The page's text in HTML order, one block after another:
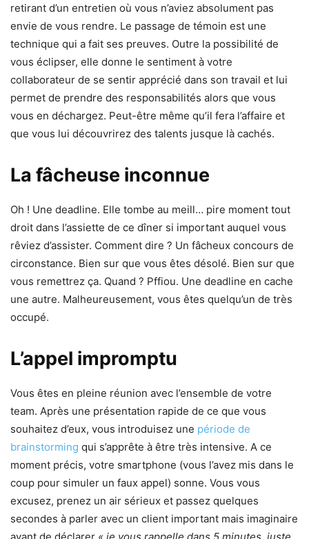
retirant d’un entretien où vous n’aviez absolument pas
envie de vous rendre. Le passage de témoin est une
technique qui a fait ses preuves. Outre la possibilité de
vous éclipser, elle donne le sentiment à votre
collaborateur de se sentir apprécié dans son travail et lui
permet de prendre des responsabilités alors que vous
vous en déchargez. Peut-être même qu’il fera l’affaire et
que vous lui découvrirez des talents jusque là cachés.
La fâcheuse inconnue
Oh ! Une deadline. Elle tombe au meill… pire moment tout
droit dans l’assiette de ce dîner si important auquel vous
rêviez d’assister. Comment dire ? Un fâcheux concours de
circonstance. Bien sur que vous êtes désolé. Bien sur que
vous remettrez ça. Quand ? Pffiou. Une deadline en cache
une autre. Malheureusement, vous êtes quelqu’un de très
occupé.
L’appel impromptu
Vous êtes en pleine réunion avec l’ensemble de votre
team. Après une présentation rapide de ce que vous
souhaitez d’eux, vous introduisez une période de
brainstorming qui s’apprête à être très intensive. A ce
moment précis, votre smartphone (vous l’avez mis dans le
coup pour simuler un faux appel) sonne. Vous vous
excusez, prenez un air sérieux et passez quelques
secondes à parler avec un client important mais imaginaire
avant de déclarer « je vous rappelle dans 5 minutes, juste